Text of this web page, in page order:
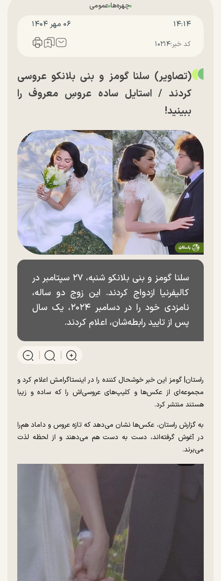
چهره‌هاعمومی
۱۴:۱۴ ۰۶ مهر ۱۴۰۴
کد خبر:۱۰۲۱۴
(تصاویر) سلنا گومز و بنی بلانکو عروسی
کردند / استایل ساده عروسِ معروف را
ببینید!
سلنا گومز و بنی بلانکو شنبه، ۲۷ سپتامبر در
کالیفرنیا ازدواج کردند. این زوج دو ساله،
نامزدی خود را در دسامبر ۲۰۲۴، یک سال
پس از تایید رابطه‌شان، اعلام کردند.
راستان| گومز این خبر خوشحال کننده را در اینستاگرامش اعلام کرد و
مجموعه‌ای از عکس‌ها و کلیپ‌های عروسی‌اش را که ساده و زیبا
هستند منتشر کرد.
به گزارش راستان، عکس‌ها نشان می‌دهد که تازه عروس و داماد هم‌را
در آغوش گرفته‌اند، دست به دست هم می‌دهند و از لحظه لذت
می‌برند.